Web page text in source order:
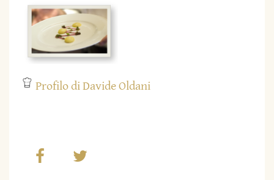
Profilo di Davide Oldani